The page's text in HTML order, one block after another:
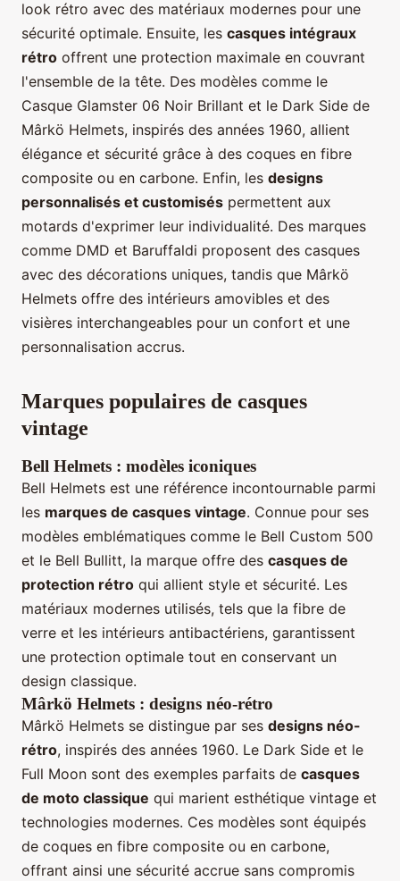
look rétro avec des matériaux modernes pour une
sécurité optimale. Ensuite, les casques intégraux
rétro offrent une protection maximale en couvrant
l'ensemble de la tête. Des modèles comme le
Casque Glamster 06 Noir Brillant et le Dark Side de
Mârkö Helmets, inspirés des années 1960, allient
élégance et sécurité grâce à des coques en fibre
composite ou en carbone. Enfin, les designs
personnalisés et customisés permettent aux
motards d'exprimer leur individualité. Des marques
comme DMD et Baruffaldi proposent des casques
avec des décorations uniques, tandis que Mârkö
Helmets offre des intérieurs amovibles et des
visières interchangeables pour un confort et une
personnalisation accrus.
Marques populaires de casques
vintage
Bell Helmets : modèles iconiques
Bell Helmets est une référence incontournable parmi
les marques de casques vintage. Connue pour ses
modèles emblématiques comme le Bell Custom 500
et le Bell Bullitt, la marque offre des casques de
protection rétro qui allient style et sécurité. Les
matériaux modernes utilisés, tels que la fibre de
verre et les intérieurs antibactériens, garantissent
une protection optimale tout en conservant un
design classique.
Mârkö Helmets : designs néo-rétro
Mârkö Helmets se distingue par ses designs néo-
rétro, inspirés des années 1960. Le Dark Side et le
Full Moon sont des exemples parfaits de casques
de moto classique qui marient esthétique vintage et
technologies modernes. Ces modèles sont équipés
de coques en fibre composite ou en carbone,
offrant ainsi une sécurité accrue sans compromis